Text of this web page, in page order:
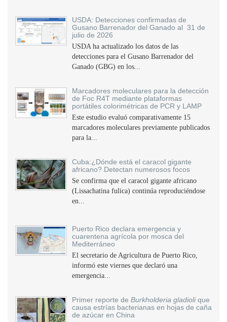
USDA: Detecciones confirmadas de
Gusano Barrenador del Ganado al 31 de
julio de 2026
USDA ha actualizado los datos de las
detecciones para el Gusano Barrenador del
Ganado (GBG) en los...
Marcadores moleculares para la detección
de Foc R4T mediante plataformas
portátiles colorimétricas de PCR y LAMP
Este estudio evaluó comparativamente 15
marcadores moleculares previamente publicados
para la...
Cuba:¿Dónde está el caracol gigante
africano? Detectan numerosos focos
Se confirma que el caracol gigante africano
(Lissachatina fulica) continúa reproduciéndose
en...
Puerto Rico declara emergencia y
cuarentena agrícola por mosca del
Mediterráneo
El secretario de Agricultura de Puerto Rico,
informó este viernes que declaró una
emergencia...
Primer reporte de Burkholderia gladiolique
causa estrías bacterianas en hojas de caña
de azúcar en China